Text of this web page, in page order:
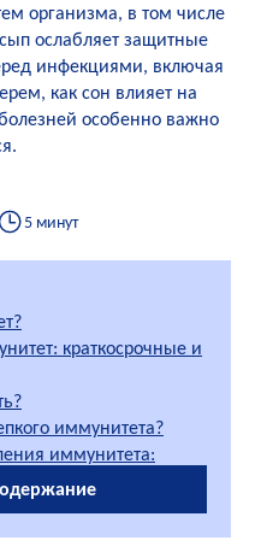
организма, в том числе
ослабляет защитные
инфекциями, включая
как сон влияет на
особенно важно
5 минут
краткосрочные и
иммунитета?
иммунитета: